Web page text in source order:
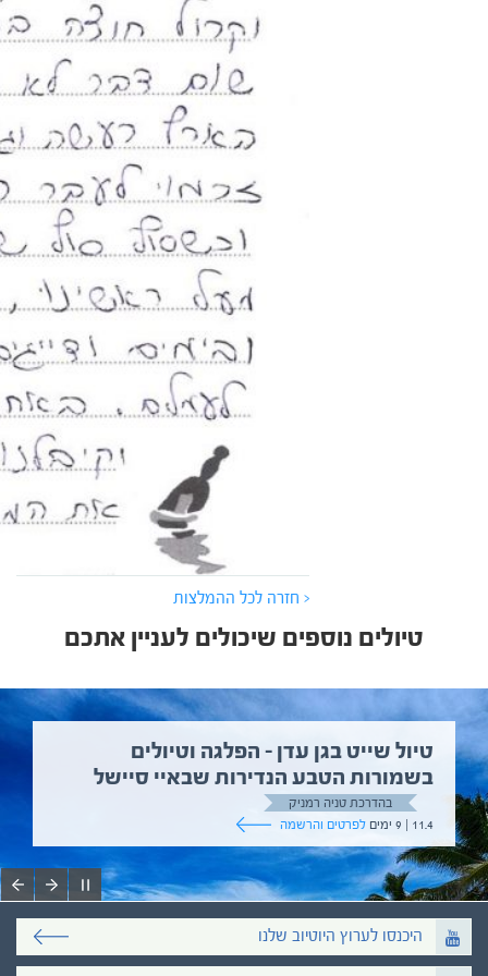
< חזרה לכל ההמלצות
טיולים נוספים שיכולים לעניין אתכם
טיול שייט בגן עדן – הפלגה וטיולים
בשמורות הטבע הנדירות שבאיי סיישל
בהדרכת טניה רמניק
11.4 | 9 ימים
לפרטים והרשמה
היכנסו לערוץ היוטיוב שלנו